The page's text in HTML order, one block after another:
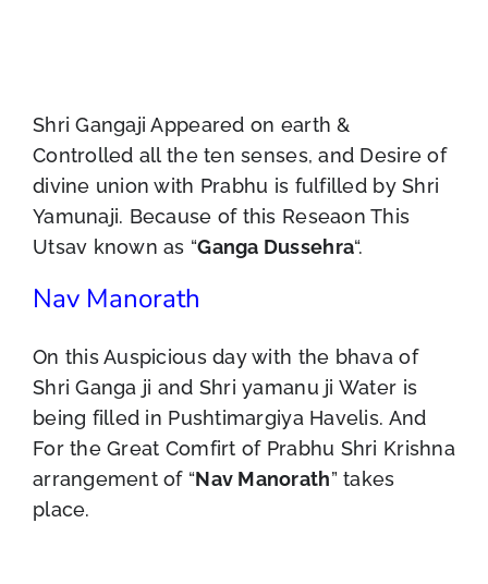
Shri Gangaji Appeared on earth &
Controlled all the ten senses, and Desire of
divine union with Prabhu is fulfilled by Shri
Yamunaji. Because of this Reseaon This
Utsav known as “Ganga Dussehra“.
Nav Manorath
On this Auspicious day with the bhava of
Shri Ganga ji and Shri yamanu ji Water is
being filled in Pushtimargiya Havelis. And
For the Great Comfirt of Prabhu Shri Krishna
arrangement of “Nav Manorath” takes
place.